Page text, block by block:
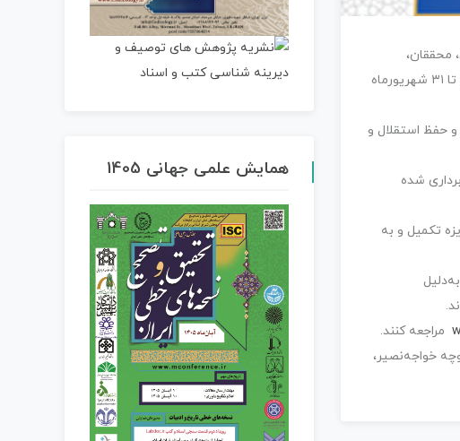
محققان،
کتاب یا کتاب‌های پیشنهادی خود را تا ۳۱ شهریورماه
حفظ استقلال و
و عکس‌برداری شده
تکمیل و به
مراجعه کنند.
خواجه‌نصیر،
همایش علمی جهانی 1405